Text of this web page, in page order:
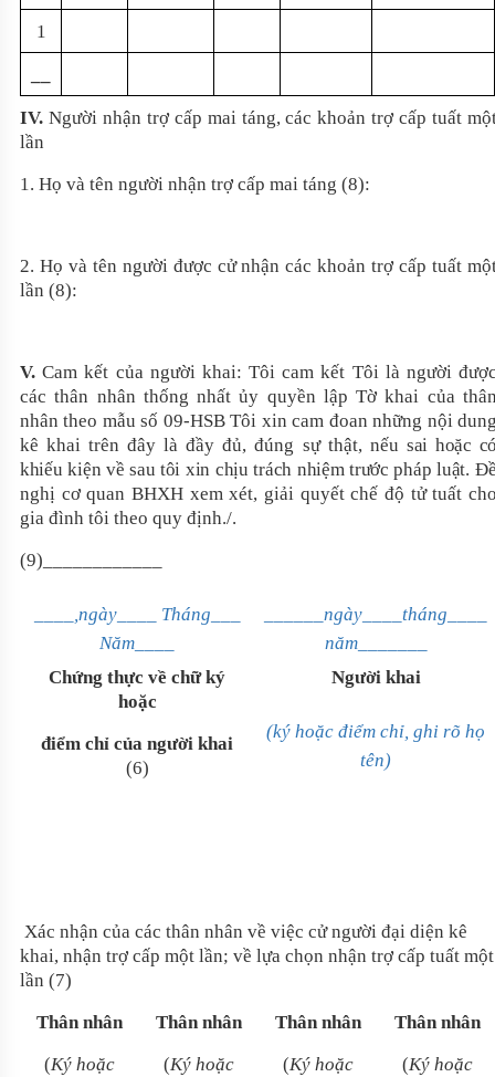
1
IV. Người nhận trợ cấp mai táng, các khoản trợ cấp tuất
lần
1. Họ và tên người nhận trợ cấp mai táng (8):
2. Họ và tên người được cử nhận các khoản trợ cấp tuất
lần (8):
V.Cam kết của người khai: Tôi cam kết Tôi là người
các thân nhân thống nhất ủy quyền lập Tờ khai của
nhân theo mẫu số 09-HSB Tôi xin cam đoan những nội
kê khai trên đây là đầy đủ, đúng sự thật, nếu sai hoặc
khiếu kiện về sau tôi xin chịu trách nhiệm trước pháp luật.
nghị cơ quan BHXH xem xét, giải quyết chế độ tử tuất
gia đình tôi theo quy định./.
(9)____________
____,ngày____ Tháng___
Năm____
Chứng thực về chữ ký
hoặc
điểm chỉ của người khai
(6)
______ngày____tháng____
năm_______
Người khai
(ký hoặc điểm chỉ, ghi rõ họ
tên)
Xác nhận của các thân nhân về việc cử người đại diện kê
khai, nhận trợ cấp một lần; về lựa chọn nhận trợ cấp tuất một
lần (7)
Thân nhân
(Ký hoặc
Thân nhân
(Ký hoặc
Thân nhân
(Ký hoặc
Thân nhân
(Ký hoặc